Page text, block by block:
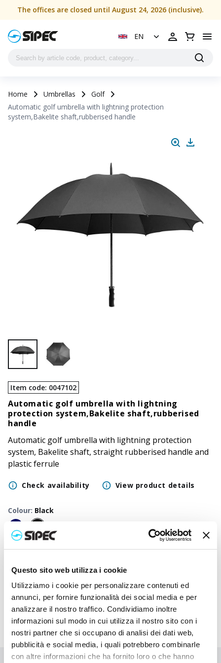
Questo sito web utilizza i cookie
Utilizziamo i cookie per personalizzare contenuti ed
annunci, per fornire funzionalità dei social media e per
analizzare il nostro traffico. Condividiamo inoltre
informazioni sul modo in cui utilizza il nostro sito con i
nostri partner che si occupano di analisi dei dati web,
pubblicità e social media, i quali potrebbero combinarle
con altre informazioni che ha fornito loro o che hanno
The offices are closed until August 24, 2026 (inclusive).
EN
Home Umbrellas
Golf
Automatic golf umbrella with lightning protection
system,Bakelite shaft,rubberised handle
Item code: 0047102
Automatic golf umbrella with lightning
protection system,Bakelite shaft,rubberised
handle
Automatic golf umbrella with lightning protection
system, Bakelite shaft, straight rubberised handle and
plastic ferrule
Check availability View product details
Colour: Black
50+ 100+ 250+ 500+ 1000+ 2500+
price
13,500 13,500 € 13,500
Printed
price
15,918€ 15,797€ 15,683€ 15,572€ 15,470€